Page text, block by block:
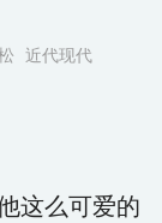
近代现代
这么可爱的